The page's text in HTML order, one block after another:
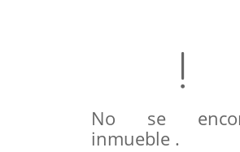
No se
inmueble .